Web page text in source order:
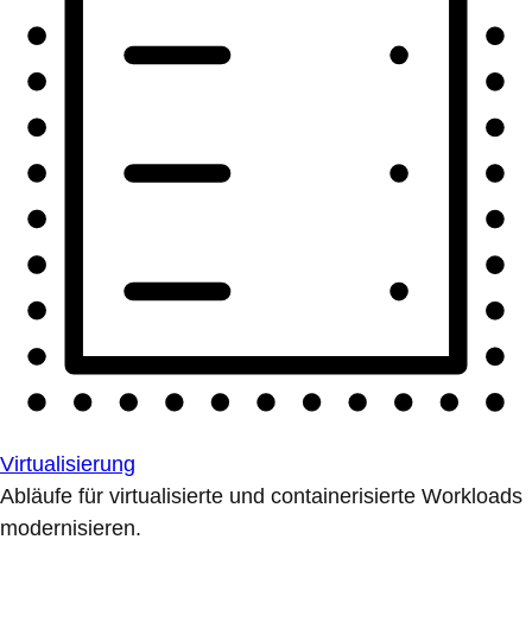
Virtualisierung
Abläufe für virtualisierte und containerisierte Workloads
modernisieren.